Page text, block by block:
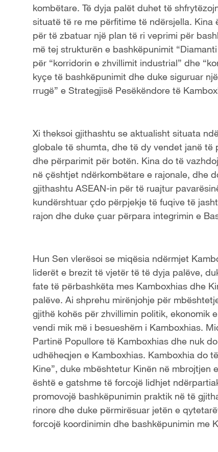
kombëtare. Të dyja palët duhet të
situatë të re me përfitime të ndërsjella.
për të zbatuar një plan të ri veprimi për
më tej strukturën e bashkëpunimit
për “korridorin e zhvillimit industrial” dhe
kyçe të bashkëpunimit dhe duke siguruar
rrugë” e Strategjisë Pesëkëndore të
Xi theksoi gjithashtu se aktualisht situata
globale të shumta, dhe të dy vendet janë
dhe përparimit për botën. Kina do të
në çështjet ndërkombëtare e rajonale, dhe
gjithashtu ASEAN-in për të ruajtur
kundërshtuar çdo përpjekje të fuqive të
rajon dhe duke çuar përpara integrimin e
Hun Sen vlerësoi se miqësia ndërmjet
liderët e brezit të vjetër të të dyja palëve,
fate të përbashkëta mes Kamboxhias dhe
palëve. Ai shprehu mirënjohje për
gjithë kohës për zhvillimin politik, ekonomik
vendi mik më i besueshëm i Kamboxhias.
Partinë Popullore të Kamboxhias dhe nuk
udhëheqjen e Kamboxhias. Kamboxhia do
Kine”, duke mbështetur Kinën në mbrojtjen
është e gatshme të forcojë lidhjet
promovojë bashkëpunimin praktik në të
rinore dhe duke përmirësuar jetën e
forcojë koordinimin dhe bashkëpunimin me